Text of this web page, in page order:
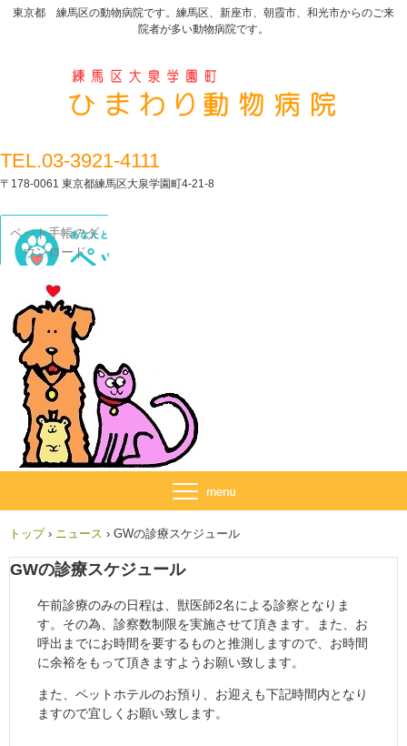
東京都 練馬区の動物病院です。練馬区、新座市、朝霞市、和光市からのご来
院者が多い動物病院です。
TEL.03-3921-4111
〒178-0061 東京都練馬区大泉学園町4-21-8
ペット手帳のダ
ウンロード
トップ › ニュース › GWの診療スケジュール
GWの診療スケジュール
午前診療のみの日程は、獣医師2名による診察となりま
す。その為、診察数制限を実施させて頂きます。また、お
呼出までにお時間を要するものと推測しますので、お時間
に余裕をもって頂きますようお願い致します。
また、ペットホテルのお預り、お迎えも下記時間内となり
ますので宜しくお願い致します。